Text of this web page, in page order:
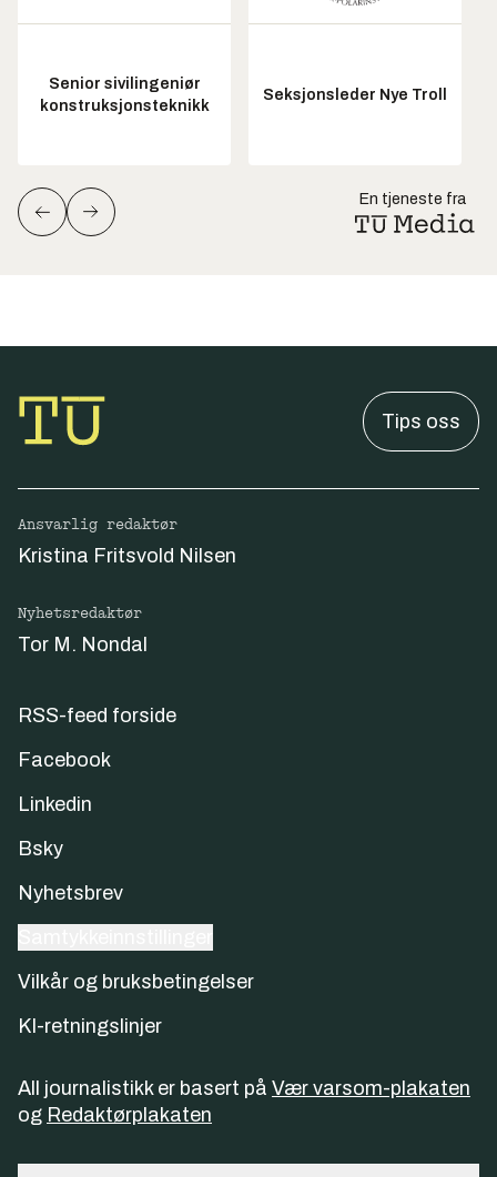
Senior sivilingeniør
konstruksjonsteknikk
Seksjonsleder Nye Troll
En tjeneste fra
Tips oss
Ansvarlig redaktør
Kristina Fritsvold Nilsen
Nyhetsredaktør
Tor M. Nondal
RSS-feed forside
Facebook
Linkedin
Bsky
Nyhetsbrev
Vilkår og bruksbetingelser
KI-retningslinjer
All journalistikk er basert på Vær varsom-plakaten
og Redaktørplakaten